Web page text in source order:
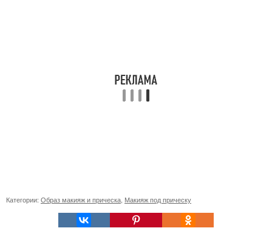
Категории: Образ макияж и прическа Макияж под прическу